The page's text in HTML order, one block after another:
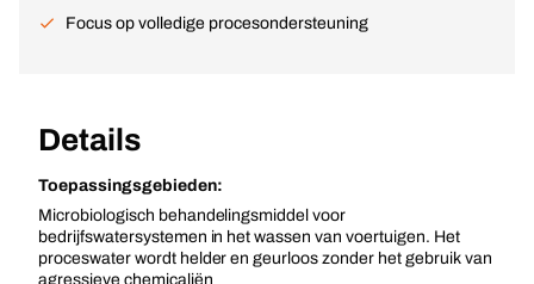
Focus op volledige procesondersteuning
Details
Toepassingsgebieden:
Microbiologisch behandelingsmiddel voor
bedrijfswatersystemen in het wassen van voertuigen. Het
proceswater wordt helder en geurloos zonder het gebruik van
agressieve chemicaliën